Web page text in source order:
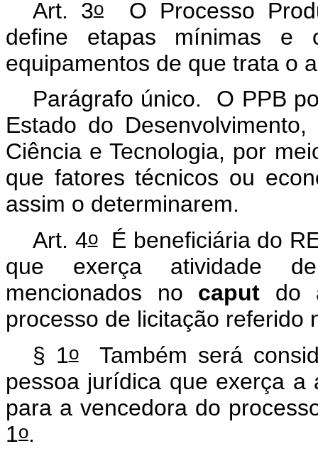
Art. 3oO Processo
define etapas mínimas e
equipamentos de que trata o
Parágrafo único. O PPB
Estado do
Ciência e Tecnologia, por
que fatores técnicos ou
assim o determinarem.
Art. 4oÉ beneficiária do
que exerça atividade
mencionados no caput do
processo de licitação referido
§ 1oTambém será
pessoa jurídica que exerça a
para a vencedora do
1o.